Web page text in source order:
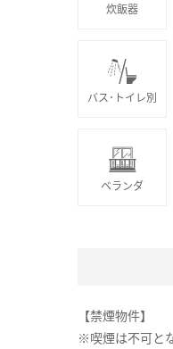
炊飯器
バス･トイレ別
ベランダ
【禁煙物件】
※喫煙は不可と